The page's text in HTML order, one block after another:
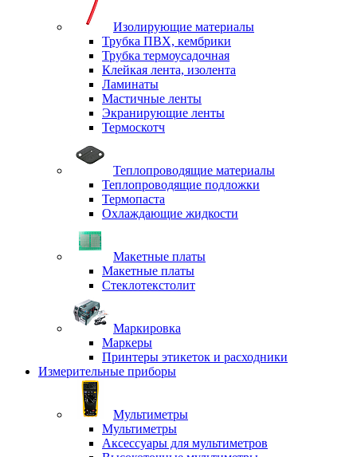
Изолирующие материалы
Трубка ПВХ, кембрики
Трубка термоусадочная
Клейкая лента, изолента
Ламинаты
Мастичные ленты
Экранирующие ленты
Термоскотч
Теплопроводящие материалы
Теплопроводящие подложки
Термопаста
Охлаждающие жидкости
Макетные платы
Макетные платы
Стеклотекстолит
Маркировка
Маркеры
Принтеры этикеток и расходники
Измерительные приборы
Мультиметры
Мультиметры
Аксессуары для мультиметров